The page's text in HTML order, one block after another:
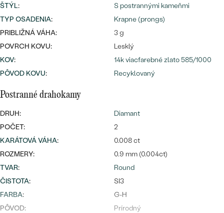
Wave kolekcia
PODĽA PRÍLEŽITOSTI
PODĽA FARBY
PODĽA TVARU DRAHOKAMU
NA MIERU
DIAMANTY
Najpredávanejšie
náušnice
Personalizované
prívesky
OBJAVIŤ
Najpredávanejšie
prstene
PREZRIEŤ
ŠTÝL:
S postrannými kameňmi
TYP OSADENIA:
Krapne (prongs)
PRIBLIŽNÁ VÁHA:
3 g
POVRCH KOVU:
Lesklý
KOV:
14k viacfarebné zlato 585/1000
PÔVOD KOVU: Recyklovaný
Postranné drahokamy
DRUH:
Diamant
POČET:
2
KARÁTOVÁ VÁHA:
0.008 ct
ROZMERY:
0.9 mm (0.004ct)
TVAR:
Round
ČISTOTA:
SI3
FARBA:
G-H
PÔVOD:
Prírodný